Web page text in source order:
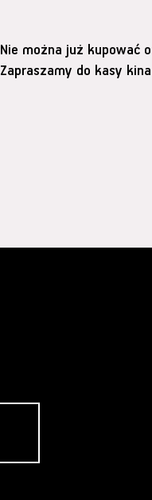
Nie można już kupować
Zapraszamy do kasy